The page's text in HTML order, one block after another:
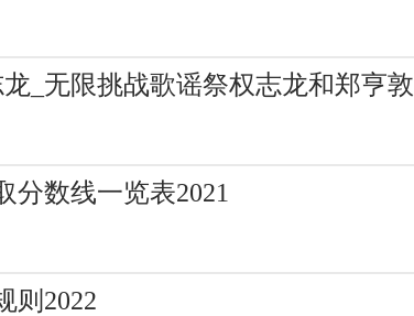
_无限挑战歌谣祭权志龙和郑亨敦
分数线一览表2021
则2022